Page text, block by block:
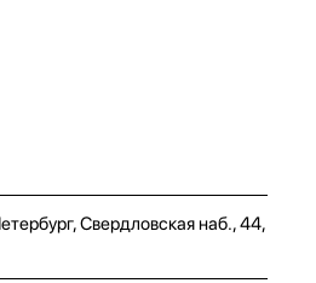
Свердловская наб., 44,